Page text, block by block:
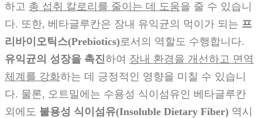
하고 총 섭취 칼로리를 줄이는 데 도움을 줄 수 있습니
다. 또한, 베타글루칸은 장내 유익균의 먹이가 되는 프
리바이오틱스(Prebiotics)로서의 역할도 수행합니다.
유익균의 성장을 촉진하여 장내 환경을 개선하고 면역
체계를 강화하는 데 긍정적인 영향을 미칠 수 있습니
다. 물론, 오트밀에는 수용성 식이섬유인 베타글루칸
외에도 불용성 식이섬유(Insoluble Dietary Fiber) 역시